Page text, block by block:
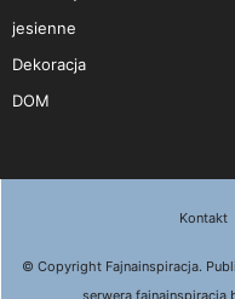
jesienne
Dekoracja
DOM
Kontakt
© Copyright Fajnainspiracja.
serwera fajnainspiracja